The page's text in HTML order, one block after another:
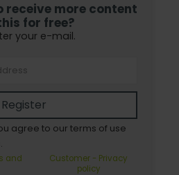
receive more content
for free?
your e-mail.
Register
agree to our terms of use
and
Customer - Privacy
policy